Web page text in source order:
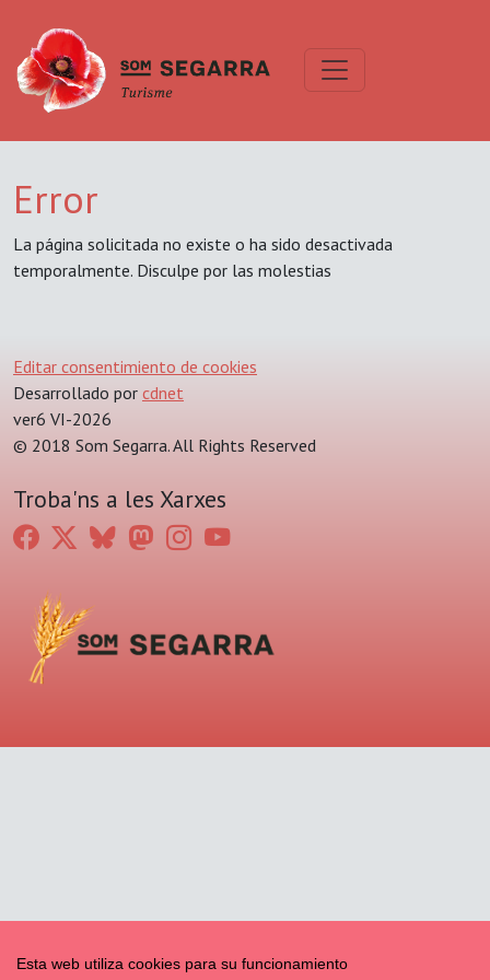
Esta web utiliza cookies para su funcionamiento
Error
La página solicitada no existe o ha sido desactivada
temporalmente. Disculpe por las molestias
Editar consentimiento de cookies
Desarrollado por cdnet
ver6 VI-2026
© 2018 Som Segarra. All Rights Reserved
Troba'ns a les Xarxes